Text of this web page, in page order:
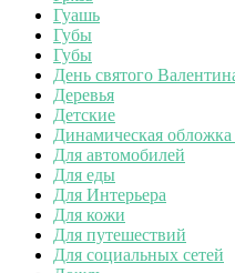
Гуашь
Губы
Губы
День святого
Деревья
Детские
Динамическая
Для автомобилей
Для еды
Для Интерьера
Для кожи
Для путешествий
Для социальных сетей